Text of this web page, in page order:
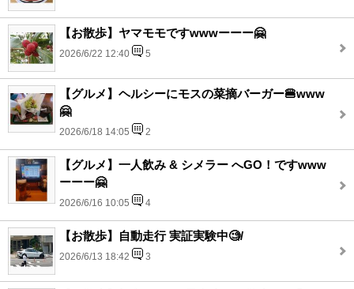
【お散歩】ヤマモモですwwwーーー🤗
2026/6/22 12:40 5
【グルメ】ヘルシーにモスの菜摘バーガー🍔www
🤗
2026/6/18 14:05 2
【グルメ】一人飲み & シメラー へGO！ですwww
ーーー🤗
2026/6/16 10:05 4
【お散歩】自動走行 実証実験中🧐/
2026/6/13 18:42 3